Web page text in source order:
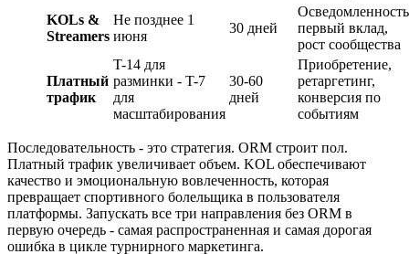
KOLs &
Streamers
Не позднее 1
июня
30 дней
первый вклад,
рост сообщества
Платный
трафик
T-14 для
разминки - T-7
для
масштабирования
30-60
дней
Приобретение,
ретаргетинг,
конверсия по
событиям
Последовательность - это стратегия. ORM строит пол.
Платный трафик увеличивает объем. KOL обеспечивают
качество и эмоциональную вовлеченность, которая
превращает спортивного болельщика в пользователя
платформы. Запускать все три направления без ORM в
первую очередь - самая распространенная и самая дорогая
ошибка в цикле турнирного маркетинга.